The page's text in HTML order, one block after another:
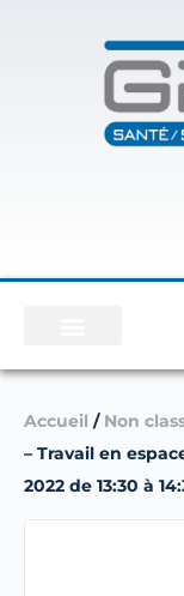
Accueil / Non
– Travail en
2022 de 13:30 à